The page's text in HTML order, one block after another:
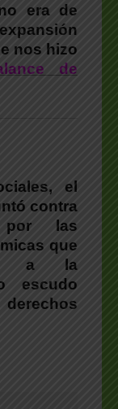
era de
nos hizo
de
el
contra
por las
que
a la
escudo
derechos